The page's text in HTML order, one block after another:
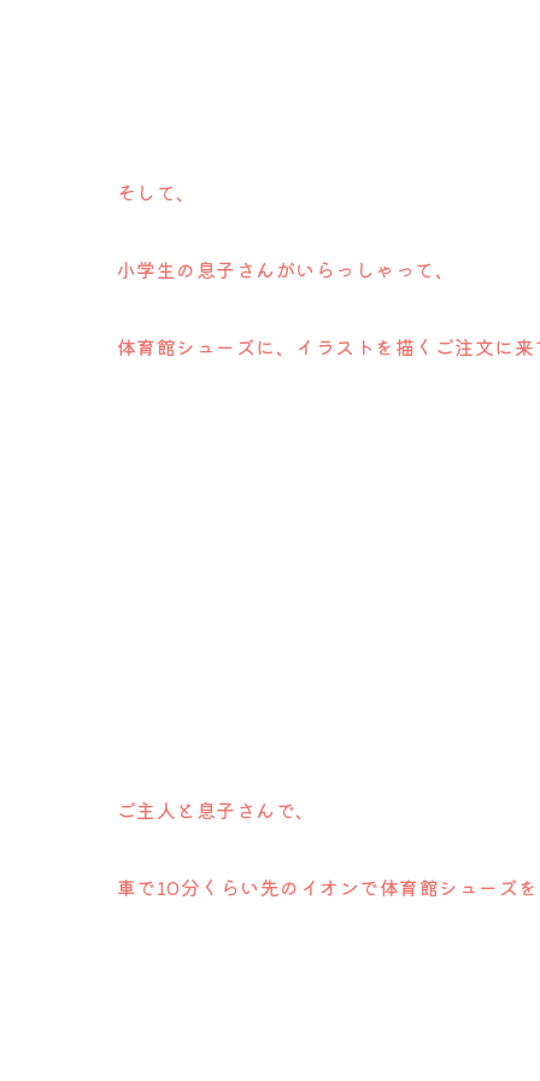
そして、
小学生の息子さんがいらっしゃって、
体育館シューズに、イラストを描くご注文に
ご主人と息子さんで、
車で10分くらい先のイオンで体育館シューズ